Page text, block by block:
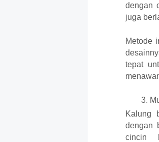
dengan
juga
Metode
tepat
Kalung
dengan
cincin